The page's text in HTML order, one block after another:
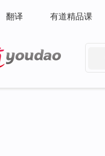
翻译 有道精品课